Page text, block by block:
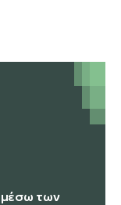
μέσω των